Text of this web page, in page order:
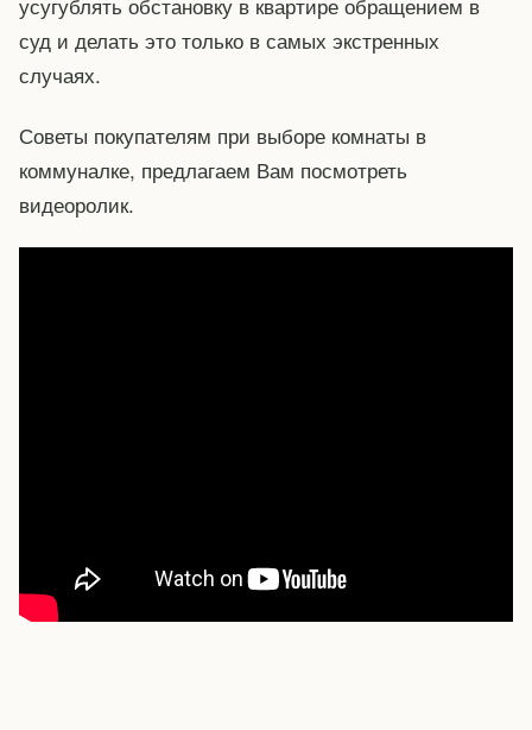
суд и делать это только в самых экстренных
случаях.
Советы покупателям при выборе комнаты в
коммуналке, предлагаем Вам посмотреть
видеоролик.